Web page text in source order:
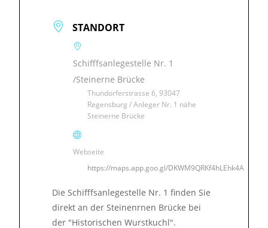
STANDORT
Schifffsanlegestelle Nr. 1
/Steinerne Brücke
Thundorferstrasse 6, 93047
Regensburg / Anleger Nr. 1 nähe
Steinerne Brücke
Webseite
https://maps.app.goo.gl/DKWM9QRKf4hLEhk4A
Die Schifffsanlegestelle Nr. 1 finden Sie
direkt an der Steinenrnen Brücke bei
der "Historischen Wurstkuchl".